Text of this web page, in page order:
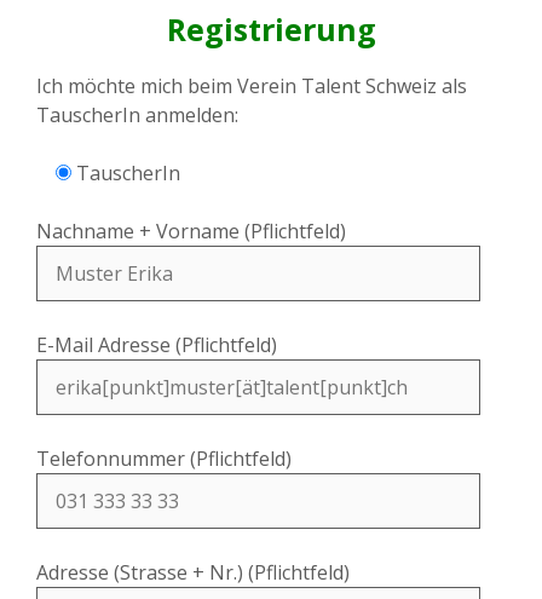
Registrierung
Ich möchte mich beim Verein Talent Schweiz als
TauscherIn anmelden:
TauscherIn
Nachname + Vorname (Pflichtfeld)
E-Mail Adresse (Pflichtfeld)
Telefonnummer (Pflichtfeld)
Adresse (Strasse + Nr.) (Pflichtfeld)